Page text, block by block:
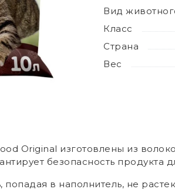
Вид
Класс
Страна
Вес
Original изготовлены из
безопасность продукта
в наполнитель, не